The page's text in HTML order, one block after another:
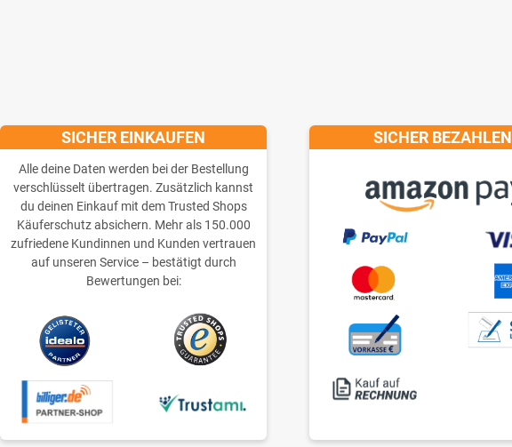
SICHER EINKAUFEN
Alle deine Daten werden bei der Bestellung
verschlüsselt übertragen. Zusätzlich kannst
du deinen Einkauf mit dem Trusted Shops
Käuferschutz absichern. Mehr als 150.000
zufriedene Kundinnen und Kunden vertrauen
auf unseren Service – bestätigt durch
Bewertungen bei:
SICHER BEZAHLEN